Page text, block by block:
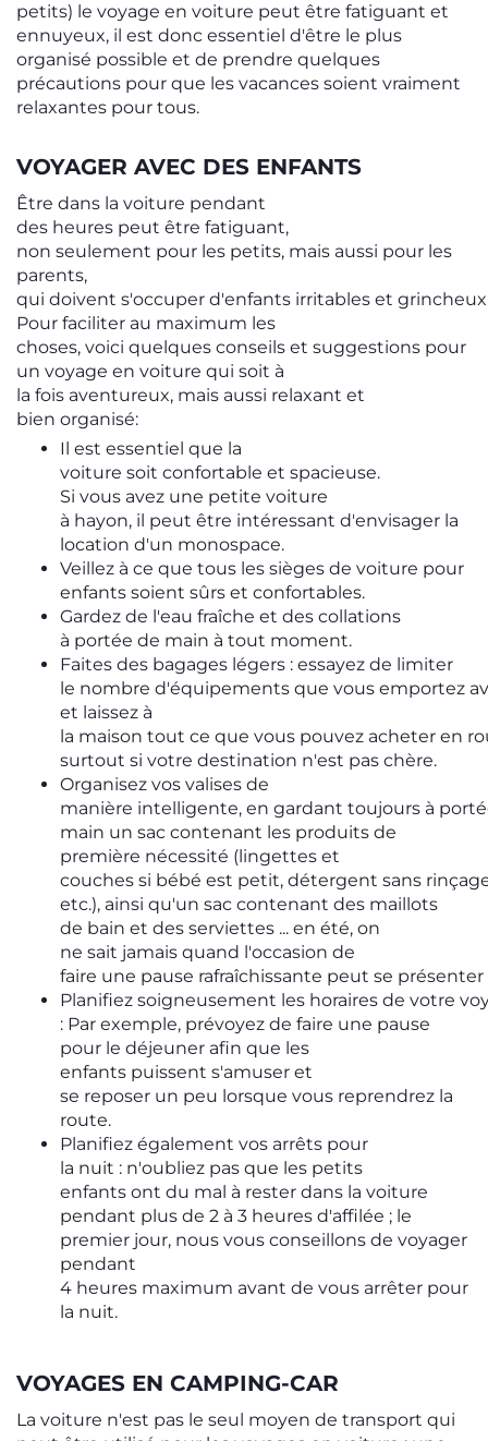
petits) le voyage en voiture peut être fatiguant et
ennuyeux, il est donc essentiel d'être le plus
organisé possible et de prendre quelques
précautions pour que les vacances soient vraiment
relaxantes pour tous.
VOYAGER AVEC DES ENFANTS
Être dans la voiture pendant
des heures peut être fatiguant,
non seulement pour les petits, mais aussi pour les
parents,
qui doivent s'occuper d'enfants irritables et grincheux
Pour faciliter au maximum les
choses, voici quelques conseils et suggestions pour
un voyage en voiture qui soit à
la fois aventureux, mais aussi relaxant et
bien organisé:
Il est essentiel que la
voiture soit confortable et spacieuse.
Si vous avez une petite voiture
à hayon, il peut être intéressant d'envisager la
location d'un monospace.
Veillez à ce que tous les sièges de voiture pour
enfants soient sûrs et confortables.
Gardez de l'eau fraîche et des collations
à portée de main à tout moment.
Faites des bagages légers : essayez de limiter
le nombre d'équipements que vous emportez
et laissez à
la maison tout ce que vous pouvez acheter en
surtout si votre destination n'est pas chère.
Organisez vos valises de
manière intelligente, en gardant toujours à
main un sac contenant les produits de
première nécessité (lingettes et
couches si bébé est petit, détergent sans
etc.), ainsi qu'un sac contenant des maillots
de bain et des serviettes ... en été, on
ne sait jamais quand l'occasion de
faire une pause rafraîchissante peut se
Planifiez soigneusement les horaires de votre
: Par exemple, prévoyez de faire une pause
pour le déjeuner afin que les
enfants puissent s'amuser et
se reposer un peu lorsque vous reprendrez la
route.
Planifiez également vos arrêts pour
la nuit : n'oubliez pas que les petits
enfants ont du mal à rester dans la voiture
pendant plus de 2 à 3 heures d'affilée ; le
premier jour, nous vous conseillons de voyager
pendant
4 heures maximum avant de vous arrêter pour
la nuit.
VOYAGES EN CAMPING-CAR
La voiture n'est pas le seul moyen de transport qui